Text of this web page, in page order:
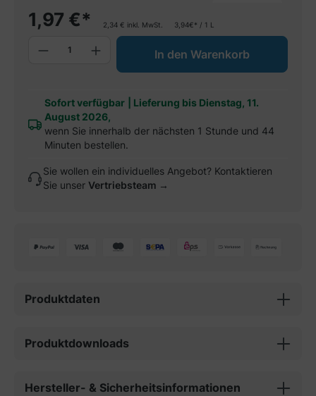
Sofort verfügbar
Lieferung bis Dienstag, 11.
August 2026,
wenn Sie innerhalb der nächsten 1 Stunde und 44
Minuten bestellen.
1,97 €* 2,34 € inkl. MwSt. 3,94€* / 1 L
Produkt Anzahl: Gib den
In den Warenkorb
Sie wollen ein individuelles Angebot? Kontaktieren
Sie unser Vertriebsteam →
Produktdaten
Produktdownloads
Hersteller- & Sicherheitsinformationen